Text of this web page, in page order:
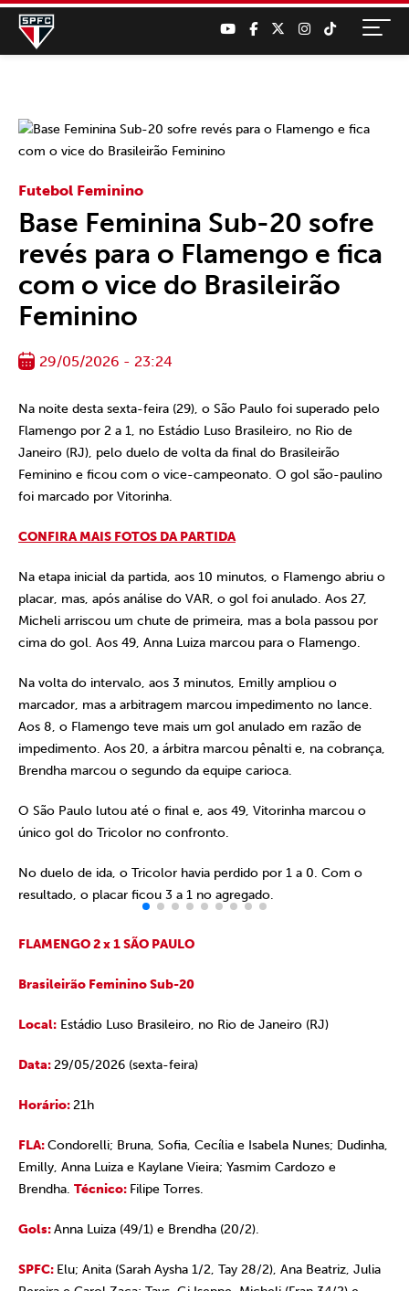
Futebol Feminino
Base Feminina Sub-20 sofre
revés para o Flamengo e fica
com o vice do Brasileirão
Feminino
29/05/2026 - 23:24
Na noite desta sexta-feira (29), o São Paulo foi superado pelo
Flamengo por 2 a 1, no Estádio Luso Brasileiro, no Rio de
Janeiro (RJ), pelo duelo de volta da final do Brasileirão
Feminino e ficou com o vice-campeonato. O gol são-paulino
foi marcado por Vitorinha.
CONFIRA MAIS FOTOS DA PARTIDA
Na etapa inicial da partida, aos 10 minutos, o Flamengo abriu o
placar, mas, após análise do VAR, o gol foi anulado. Aos 27,
Micheli arriscou um chute de primeira, mas a bola passou por
cima do gol. Aos 49, Anna Luiza marcou para o Flamengo.
Na volta do intervalo, aos 3 minutos, Emilly ampliou o
marcador, mas a arbitragem marcou impedimento no lance.
Aos 8, o Flamengo teve mais um gol anulado em razão de
impedimento. Aos 20, a árbitra marcou pênalti e, na cobrança,
Brendha marcou o segundo da equipe carioca.
O São Paulo lutou até o final e, aos 49, Vitorinha marcou o
único gol do Tricolor no confronto.
No duelo de ida, o Tricolor havia perdido por 1 a 0. Com o
resultado, o placar ficou 3 a 1 no agregado.
FLAMENGO 2 x 1 SÃO PAULO
Brasileirão Feminino Sub-20
Local: Estádio Luso Brasileiro, no Rio de Janeiro (RJ)
Data:29/05/2026 (sexta-feira)
Horário:21h
FLA:Condorelli; Bruna, Sofia, Cecília e Isabela Nunes; Dudinha,
Emilly, Anna Luiza e Kaylane Vieira; Yasmim Cardozo e
Brendha. Técnico: Filipe Torres.
Gols:Anna Luiza (49/1) e Brendha (20/2).
SPFC: Elu; Anita (Sarah Aysha 1/2, Tay 28/2), Ana Beatriz, Julia